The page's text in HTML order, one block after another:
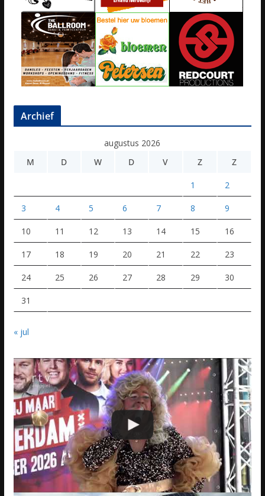
Archief
augustus 2026
M
D W D V Z Z
1 2
3 4 5 6 7 8 9
10 11 12 13 14 15 16
17 18 19 20 21 22 23
24 25 26 27 28 29 30
31
« jul